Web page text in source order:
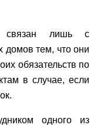
связан лишь с
домов тем, что они
обязательств по
в случае, если
одного из